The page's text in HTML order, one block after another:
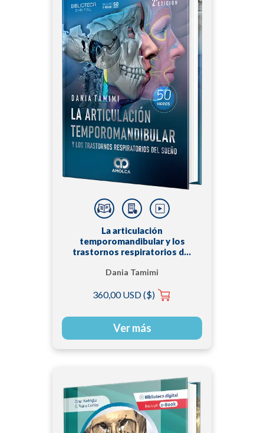
La articulación
temporomandibular y los
trastornos respiratorios del
Dania Tamimi
360,00 USD ($)
Ver más